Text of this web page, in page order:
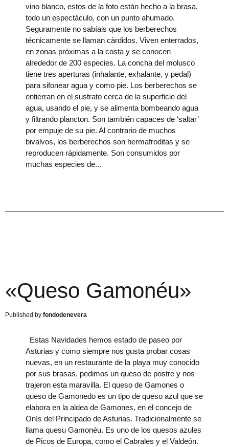
vino blanco, estos de la foto están hecho a la brasa,
todo un espectáculo, con un punto ahumado.
Seguramente no sabíais que los berberechos
técnicamente se llaman càrdidos. Viven enterrados,
en zonas próximas a la costa y se conocen
alrededor de 200 especies. La concha del molusco
tiene tres aperturas (inhalante, exhalante, y pedal)
para sifonear agua y como pie. Los berberechos se
entierran en el sustrato cerca de la superficie del
agua, usando el pie, y se alimenta bombeando agua
y filtrando plancton. Son también capaces de ‘saltar’
por empuje de su pie. Al contrario de muchos
bivalvos, los berberechos son hermafroditas y se
reproducen rápidamente. Son consumidos por
muchas especies de
«Queso Gamonéu»
fondodenevera
Estas Navidades hemos estado de paseo por
Asturias y como siempre nos gusta probar cosas
nuevas, en un restaurante de la playa muy conocido
por sus brasas, pedimos un queso de postre y nos
trajeron esta maravilla. El queso de Gamones o
queso de Gamonedo es un tipo de queso azul que se
elabora en la aldea de Gamones, en el concejo de
Onís del Principado de Asturias. Tradicionalmente se
llama quesu Gamonéu. Es uno de los quesos azules
de Picos de Europa, como el Cabrales y el Valdeón.